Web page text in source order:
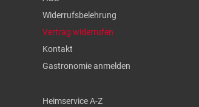
Widerrufsbelehrung
Vertrag widerrufen
Kontakt
Gastronomie anmelden
Heimservice A-Z